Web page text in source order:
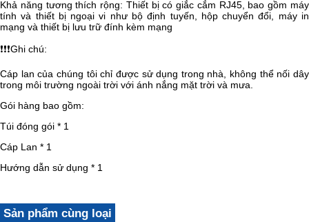
Khả năng tương thích rộng: Thiết bị có giắc cắm RJ45, bao gồm máy
tính và thiết bị ngoại vi như bộ định tuyến, hộp chuyển đổi, máy in
mạng và thiết bị lưu trữ đính kèm mạng
❗❗❗Ghi chú:
Cáp lan của chúng tôi chỉ được sử dụng trong nhà, không thể nối dây
trong môi trường ngoài trời với ánh nắng mặt trời và mưa.
Gói hàng bao gồm:
Túi đóng gói * 1
Cáp Lan * 1
Hướng dẫn sử dụng * 1
Sản phẩm cùng loại